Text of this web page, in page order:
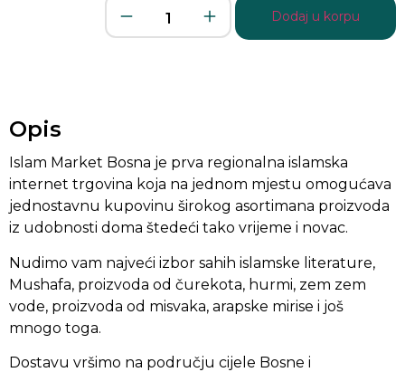
Dodaj u korpu
Opis
Islam Market Bosna je prva regionalna islamska
internet trgovina koja na jednom mjestu omogućava
jednostavnu kupovinu širokog asortimana proizvoda
iz udobnosti doma štedeći tako vrijeme i novac.
Nudimo vam najveći izbor sahih islamske literature,
Mushafa, proizvoda od čurekota, hurmi, zem zem
vode, proizvoda od misvaka, arapske mirise i još
mnogo toga.
Dostavu vršimo na području cijele Bosne i